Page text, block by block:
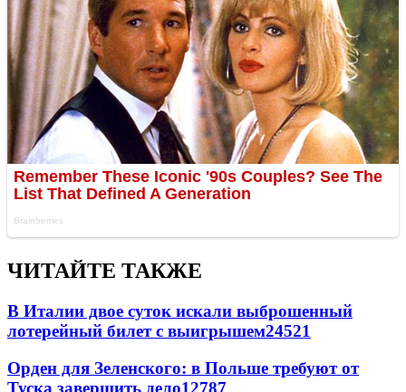
ЧИТАЙТЕ ТАКЖЕ
В Италии двое суток искали выброшенный
лотерейный билет с выигрышем24521
Орден для Зеленского: в Польше требуют от
Туска завершить дело12787